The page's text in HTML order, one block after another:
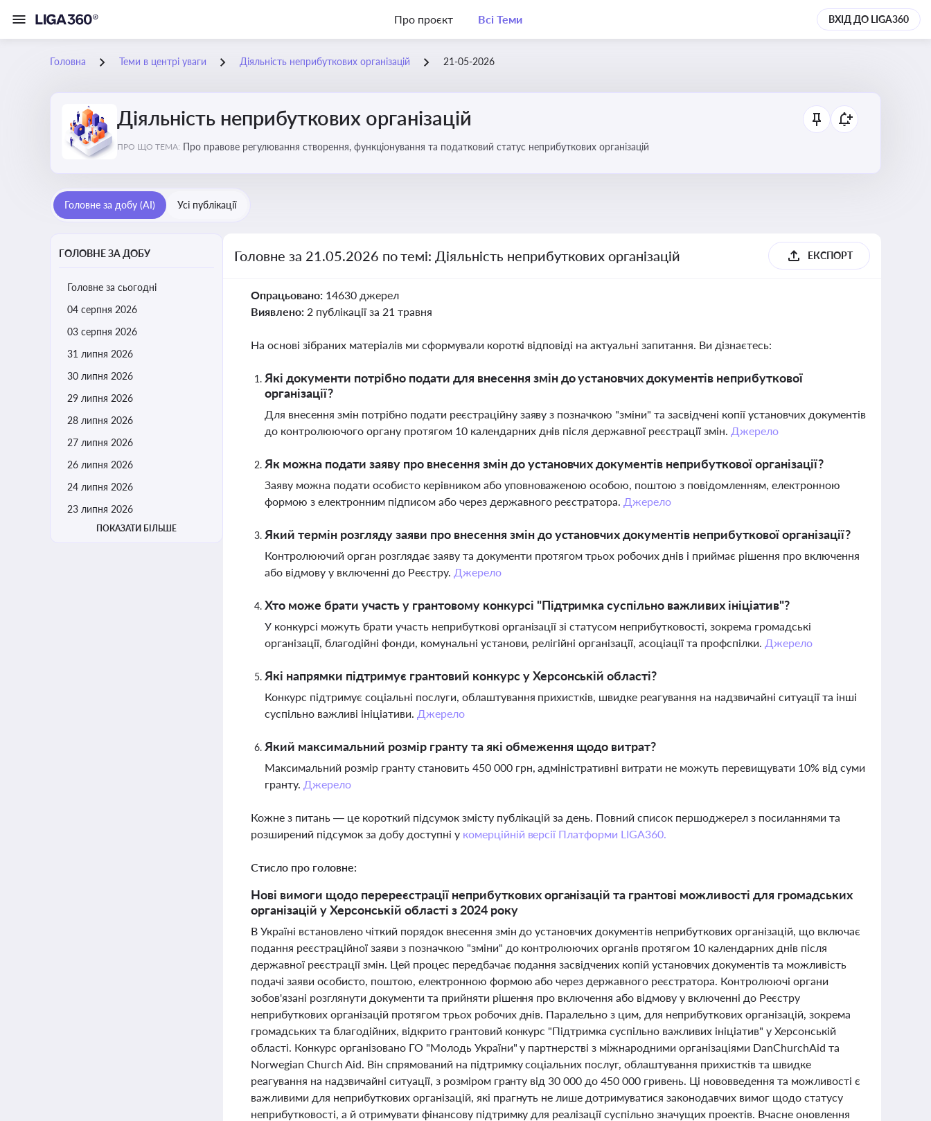
Про проєкт Всі Теми ВХІД ДО LIGA360
Головна Теми в центрі уваги Діяльність неприбуткових організацій 21-05-2026
Діяльність неприбуткових організацій
ПРО ЩО ТЕМА: Про правове регулювання створення, функціонування та податковий статус неприбуткових організацій
Головне за добу (AI) Усі публікації
ГОЛОВНЕ ЗА ДОБУ
Головне за сьогодні
04 серпня 2026
03 серпня 2026
31 липня 2026
30 липня 2026
29 липня 2026
28 липня 2026
27 липня 2026
26 липня 2026
24 липня 2026
23 липня 2026
ПОКАЗАТИ БІЛЬШЕ
Головне за 21.05.2026 по темі: Діяльність неприбуткових організацій ЕКСПОРТ
Опрацьовано: 14630 джерел
Виявлено: 2 публікації за 21 травня
На основі зібраних матеріалів ми сформували короткі відповіді на актуальні запитання. Ви дізнаєтесь:
Які документи потрібно подати для внесення змін до установчих документів неприбуткової
організації?
Для внесення змін потрібно подати реєстраційну заяву з позначкою "зміни" та засвідчені копії установчих документів
до контролюючого органу протягом 10 календарних днів після державної реєстрації змін. Джерело
Як можна подати заяву про внесення змін до установчих документів неприбуткової організації?
Заяву можна подати особисто керівником або уповноваженою особою, поштою з повідомленням, електронною
формою з електронним підписом або через державного реєстратора. Джерело
Який термін розгляду заяви про внесення змін до установчих документів неприбуткової організації?
Контролюючий орган розглядає заяву та документи протягом трьох робочих днів і приймає рішення про включення
або відмову у включенні до Реєстру. Джерело
Хто може брати участь у грантовому конкурсі "Підтримка суспільно важливих ініціатив"?
У конкурсі можуть брати участь неприбуткові організації зі статусом неприбутковості, зокрема громадські
організації, благодійні фонди, комунальні установи, релігійні організації, асоціації та профспілки. Джерело
Які напрямки підтримує грантовий конкурс у Херсонській області?
Конкурс підтримує соціальні послуги, облаштування прихистків, швидке реагування на надзвичайні ситуації та інші
суспільно важливі ініціативи. Джерело
Який максимальний розмір гранту та які обмеження щодо витрат?
Максимальний розмір гранту становить 450 000 грн, адміністративні витрати не можуть перевищувати 10% від суми
гранту. Джерело
Кожне з питань — це короткий підсумок змісту публікацій за день. Повний список першоджерел з посиланнями та
розширений підсумок за добу доступні у комерційній версії Платформи LIGA360.
Стисло про головне:
Нові вимоги щодо перереєстрації неприбуткових організацій та грантові можливості для громадських
організацій у Херсонській області з 2024 року
В Україні встановлено чіткий порядок внесення змін до установчих документів неприбуткових організацій, що включає
подання реєстраційної заяви з позначкою "зміни" до контролюючих органів протягом 10 календарних днів після
державної реєстрації змін. Цей процес передбачає подання засвідчених копій установчих документів та можливість
подачі заяви особисто, поштою, електронною формою або через державного реєстратора. Контролюючі органи
зобов'язані розглянути документи та прийняти рішення про включення або відмову у включенні до Реєстру
неприбуткових організацій протягом трьох робочих днів. Паралельно з цим, для неприбуткових організацій, зокрема
громадських та благодійних, відкрито грантовий конкурс "Підтримка суспільно важливих ініціатив" у Херсонській
області. Конкурс організовано ГО "Молодь України" у партнерстві з міжнародними організаціями DanChurchAid та
Norwegian Church Aid. Він спрямований на підтримку соціальних послуг, облаштування прихистків та швидке
реагування на надзвичайні ситуації, з розміром гранту від 30 000 до 450 000 гривень. Ці нововведення та можливості є
важливими для неприбуткових організацій, які прагнуть не лише дотримуватися законодавчих вимог щодо статусу
неприбутковості, а й отримувати фінансову підтримку для реалізації суспільно значущих проектів. Вчасне оновлення